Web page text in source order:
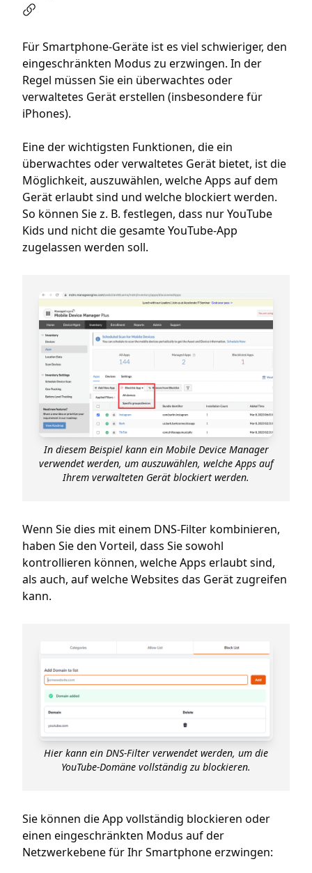
Für Smartphone-Geräte ist es viel schwieriger, den
eingeschränkten Modus zu erzwingen. In der
Regel müssen Sie ein überwachtes oder
verwaltetes Gerät erstellen (insbesondere für
iPhones).
Eine der wichtigsten Funktionen, die ein
überwachtes oder verwaltetes Gerät bietet, ist die
Möglichkeit, auszuwählen, welche Apps auf dem
Gerät erlaubt sind und welche blockiert werden.
So können Sie z. B. festlegen, dass nur YouTube
Kids und nicht die gesamte YouTube-App
zugelassen werden soll.
In diesem Beispiel kann ein Mobile Device Manager
verwendet werden, um auszuwählen, welche Apps auf
Ihrem verwalteten Gerät blockiert werden.
Wenn Sie dies mit einem DNS-Filter kombinieren,
haben Sie den Vorteil, dass Sie sowohl
kontrollieren können, welche Apps erlaubt sind,
als auch, auf welche Websites das Gerät zugreifen
kann.
Hier kann ein DNS-Filter verwendet werden, um die
YouTube-Domäne vollständig zu blockieren.
Sie können die App vollständig blockieren oder
einen eingeschränkten Modus auf der
Netzwerkebene für Ihr Smartphone erzwingen: